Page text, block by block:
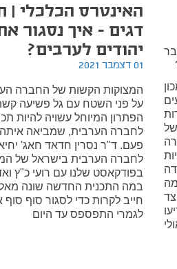
האינטרס הכלכלי |
דגים - איך נסגור
יהודים לערבים?
01 דצמבר 2021
המצוקות הקשות של החברה
על פני השטח עם גל פשיעה
הפתרון המיוחל עשויה להיות
לחברה הערבית, שמביאה איתה
פעם. ד"ר נסרין חדאד חאג'
לחברה הערבית בישראל של
בפודקאסט שלנו עם רועי כ"ץ
במה התכנית החדשה שונה
חייב לקרות כדי לסגור סוף
לגמרי התפספס עד היום